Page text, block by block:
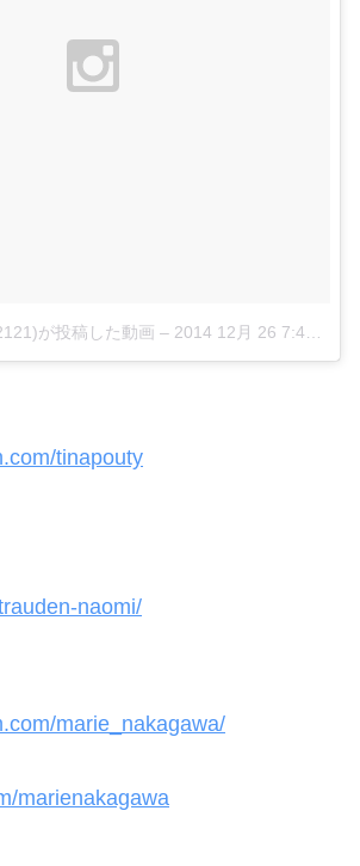
が投稿した動画 – 2014 12月 26 7:44午前 PST
tinapouty
naomi/
marie_nakagawa/
marienakagawa